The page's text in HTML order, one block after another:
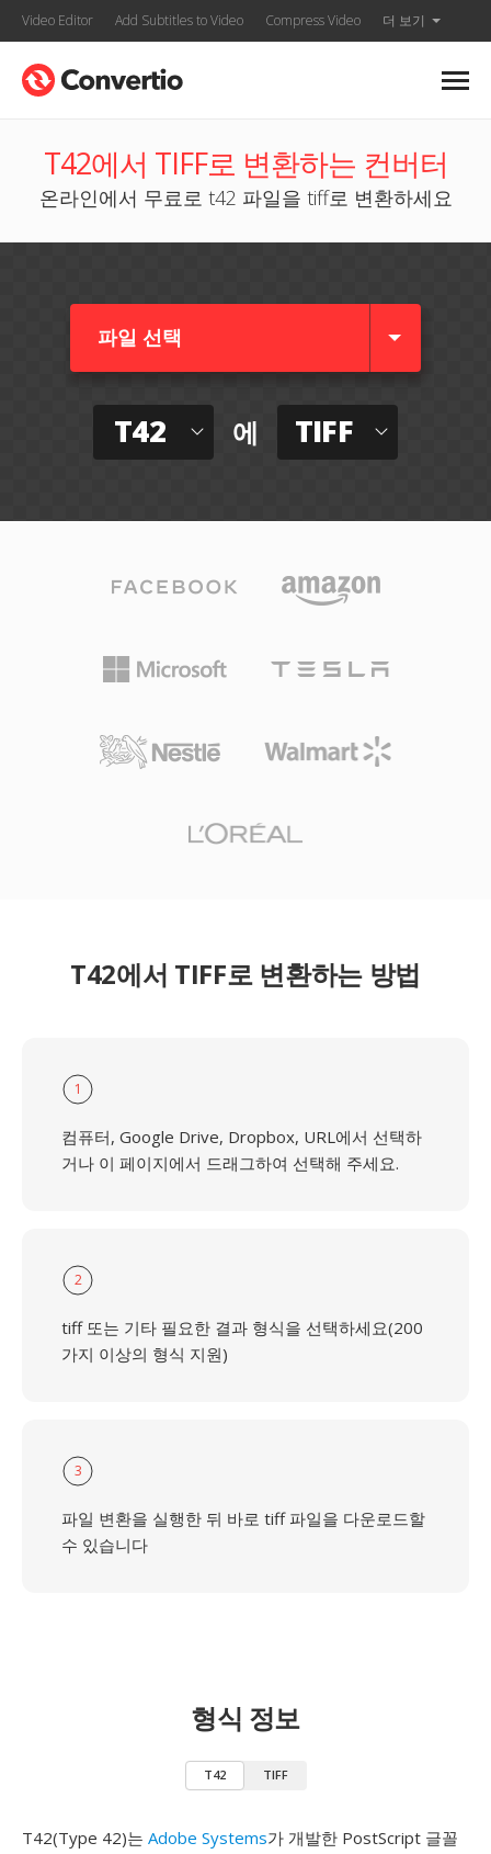
Video Editor Add Subtitles to Video Compress Video 더 보기
T42에서 TIFF로 변환하는 컨버터
온라인에서 무료로 t42 파일을 tiff로 변환하세요
파일 선택
T42 에 TIFF
T42에서 TIFF로 변환하는 방법
1
컴퓨터, Google Drive, Dropbox, URL에서 선택하
거나 이 페이지에서 드래그하여 선택해 주세요.
2
tiff 또는 기타 필요한 결과 형식을 선택하세요(200
가지 이상의 형식 지원)
3
파일 변환을 실행한 뒤 바로 tiff 파일을 다운로드할
수 있습니다
형식 정보
T42 TIFF
T42(Type 42)는 Adobe Systems가 개발한 PostScript 글꼴